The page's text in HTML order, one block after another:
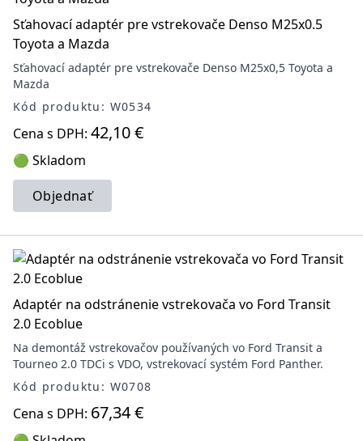
Sťahovací adaptér pre vstrekovače Denso M25x0.5
Toyota a Mazda
Sťahovací adaptér pre vstrekovače Denso M25x0,5 Toyota a
Mazda
Kód produktu: W0534
Cena s DPH: 42,10 €
🟢 Skladom
Objednať
Adaptér na odstránenie vstrekovača vo Ford Transit
2.0 Ecoblue
Na demontáž vstrekovačov používaných vo Ford Transit a
Tourneo 2.0 TDCi s VDO, vstrekovací systém Ford Panther.
Kód produktu: W0708
Cena s DPH: 67,34 €